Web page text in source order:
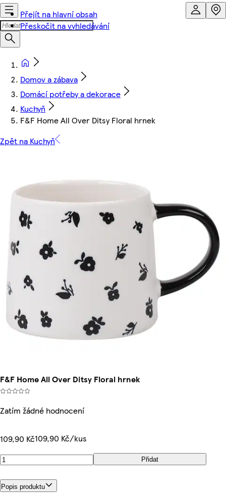
Přejít na hlavní obsah
Přeskočit na vyhledávání
Domov a zábava
Domácí potřeby a dekorace
Kuchyň
F&F Home All Over Ditsy Floral hrnek
Zpět na Kuchyň
F&F Home All Over Ditsy Floral hrnek
Zatím žádné hodnocení
109,90 Kč109,90 Kč/kus
Přidat
Popis produktu